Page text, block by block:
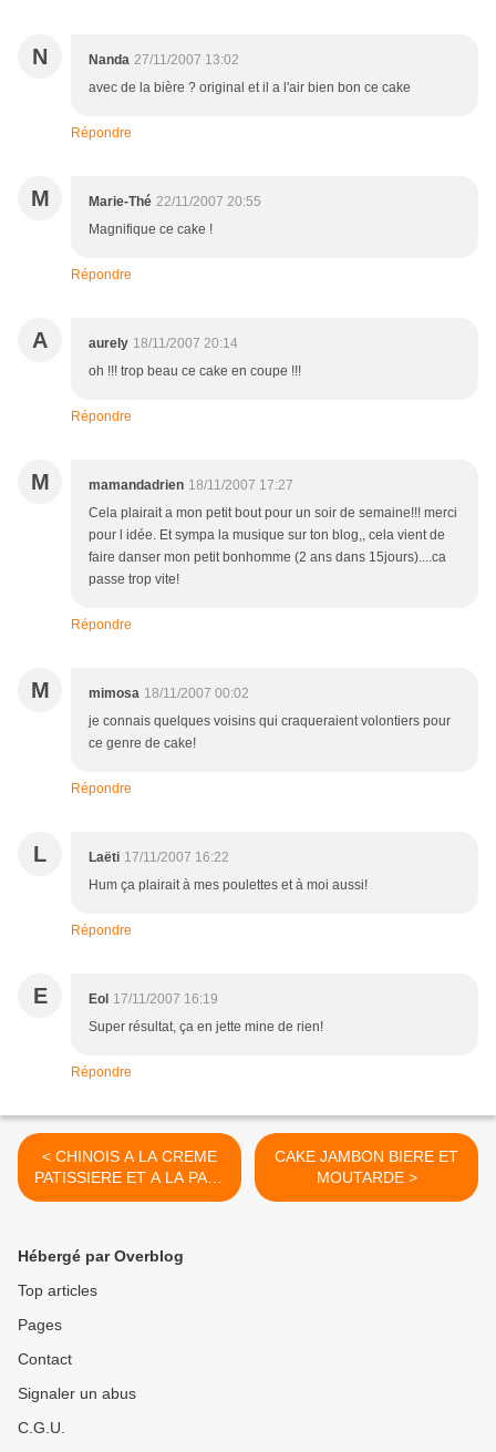
N Nanda 27/11/2007 13:02
avec de la bière ? original et il a l'air bien bon ce cake
Répondre
M Marie-Thé 22/11/2007 20:55
Magnifique ce cake !
Répondre
A aurely 18/11/2007 20:14
oh !!! trop beau ce cake en coupe !!!
Répondre
M mamandadrien 18/11/2007 17:27
Cela plairait a mon petit bout pour un soir de semaine!!! merci
pour l idée. Et sympa la musique sur ton blog,, cela vient de
faire danser mon petit bonhomme (2 ans dans 15jours)....ca
passe trop vite!
Répondre
M mimosa 18/11/2007 00:02
je connais quelques voisins qui craqueraient volontiers pour
ce genre de cake!
Répondre
L Laëti 17/11/2007 16:22
Hum ça plairait à mes poulettes et à moi aussi!
Répondre
E Eol 17/11/2007 16:19
Super résultat, ça en jette mine de rien!
Répondre
< CHINOIS A LA CREME
PATISSIERE ET A LA PATE
DE PISTACHE
CAKE JAMBON BIERE ET
MOUTARDE >
Hébergé par Overblog
Top articles
Pages
Contact
Signaler un abus
C.G.U.